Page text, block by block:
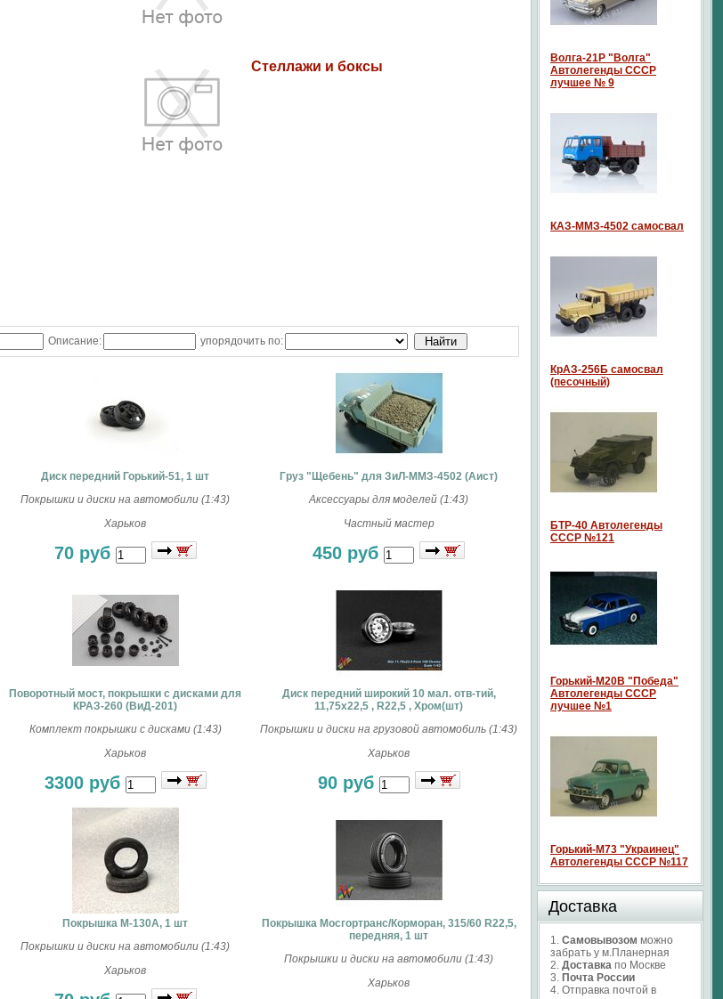
Стеллажи и боксы
Описание: упорядочить по:
Диск передний Горький-51, 1 шт
Покрышки и диски на автомобили (1:43)
Харьков
70 руб
Груз "Щебень" для ЗиЛ-ММЗ-4502 (Аист)
Аксессуары для моделей (1:43)
Частный мастер
450 руб
Поворотный мост, покрышки с дисками для
КРАЗ-260 (ВиД-201)
Комплект покрышки с дисками (1:43)
Харьков
3300 руб
Диск передний широкий 10 мал. отв-тий,
11,75х22,5 , R22,5 , Хром(шт)
Покрышки и диски на грузовой автомобиль (1:43)
Харьков
90 руб
Покрышка М-130А, 1 шт
Покрышки и диски на автомобили (1:43)
Харьков
Покрышка Мосгортранс/Корморан, 315/60 R22,5,
передняя, 1 шт
Покрышки и диски на автомобили (1:43)
Харьков
Волга-21P "Волга"
Автолегенды СССР
лучшее № 9
КАЗ-ММЗ-4502 самосвал
КрАЗ-256Б самосвал
(песочный)
БТР-40 Автолегенды
СССР №121
Горький-М20В "Победа"
Автолегенды СССР
лучшее №1
Горький-М73 "Украинец"
Автолегенды СССР №117
Доставка
1. Самовывозом можно
забрать у м.Планерная
2. Доставка по Москве
3. Почта России
4. Отправка почтой в